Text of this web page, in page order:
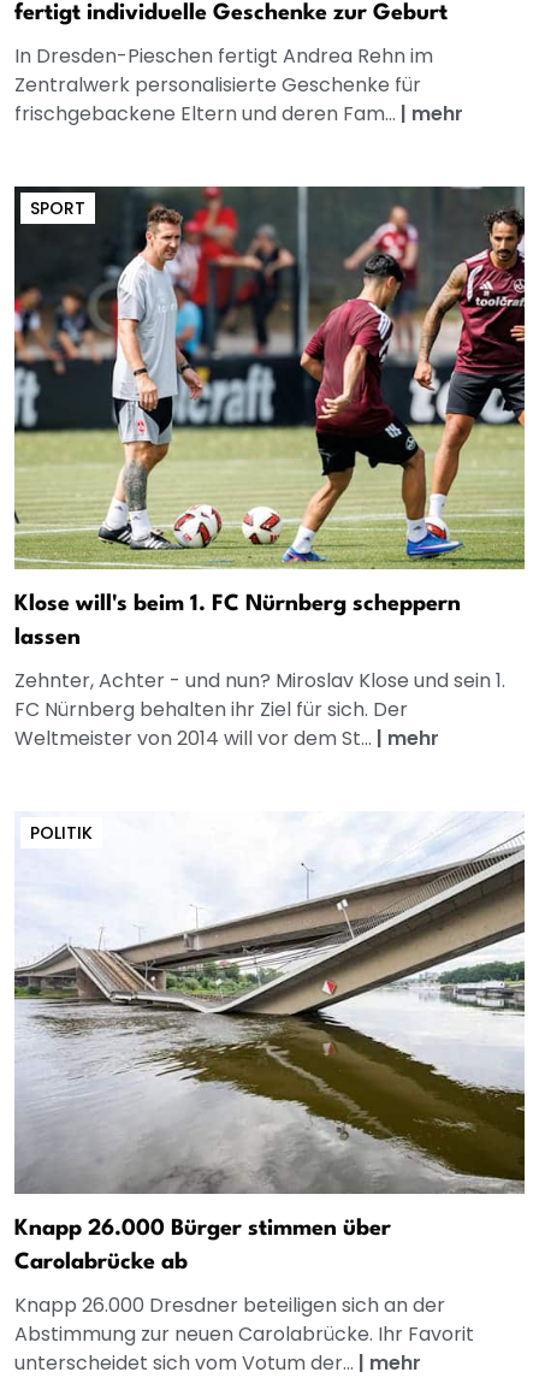
fertigt individuelle Geschenke zur Geburt
In Dresden-Pieschen fertigt Andrea Rehn im
Zentralwerk personalisierte Geschenke für
frischgebackene Eltern und deren Fam... | mehr
SPORT
Klose will's beim 1. FC Nürnberg scheppern
lassen
Zehnter, Achter - und nun? Miroslav Klose und sein 1.
FC Nürnberg behalten ihr Ziel für sich. Der
Weltmeister von 2014 will vor dem St... | mehr
POLITIK
Knapp 26.000 Bürger stimmen über
Carolabrücke ab
Knapp 26.000 Dresdner beteiligen sich an der
Abstimmung zur neuen Carolabrücke. Ihr Favorit
unterscheidet sich vom Votum der... | mehr